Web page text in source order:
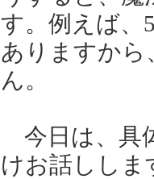
す。例えば、
ありますから
ん。
今日は、具
けお話ししま